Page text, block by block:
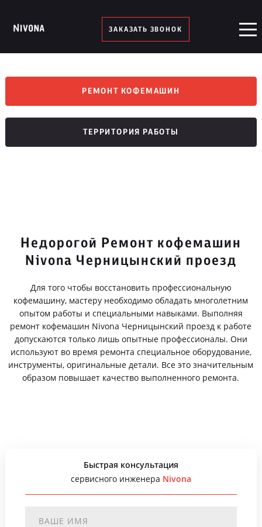
ЗАКАЗАТЬ ЗВОНОК
РЕМОНТ КОФЕМАШИН
ТЕРРИТОРИЯ РАБОТЫ
Недорогой Ремонт кофемашин
Nivona Черницынский проезд
Для того чтобы восстановить профессиональную
кофемашину, мастеру необходимо обладать многолетним
опытом работы и специальными навыками. Выполняя
ремонт кофемашин Nivona Черницынский проезд к работе
допускаются только лишь опытные профессионалы. Они
используют во время ремонта специальное оборудование,
инструменты, оригинальные детали. Все это значительным
образом повышает качество выполненного ремонта.
Быстрая консультация
сервисного инженера Nivona